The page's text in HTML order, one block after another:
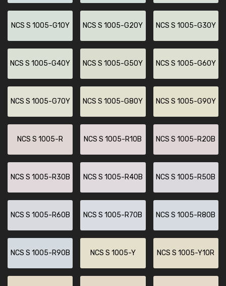
NCS S 1005-G10Y NCS S 1005-G20Y NCS S 1005-G30Y
NCS S 1005-G40Y NCS S 1005-G50Y NCS S 1005-G60Y
NCS S 1005-G70Y NCS S 1005-G80Y NCS S 1005-G90Y
NCS S 1005-R NCS S 1005-R10B NCS S 1005-R20B
NCS S 1005-R30B NCS S 1005-R40B NCS S 1005-R50B
NCS S 1005-R60B NCS S 1005-R70B NCS S 1005-R80B
NCS S 1005-R90B NCS S 1005-Y NCS S 1005-Y10R